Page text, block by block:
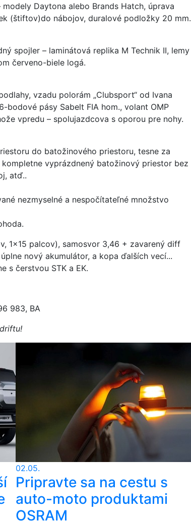
Daytona alebo Brands Hatch, úprava
(štiftov)do nábojov, duralové podložky 20 mm.
spojler – laminátová replika M Technik II, lemy
červeno-biele logá.
vzadu polorám „Clubsport“ od Ivana
bodové pásy Sabelt FIA hom., volant OMP
vpredu – spolujazdcova s oporou pre nohy.
do batožinového priestoru, tesne za
vyprázdnený batožinový priestor bez
atď..
nezmyselné a nespočítateľné množstvo
1x15 palcov), samosvor 3,46 + zavarený diff
nový akumulátor, a kopa ďalších vecí...
s čerstvou STK a EK.
983, BA
02.05.
Pripravte sa na cestu s
auto-moto produktami
OSRAM